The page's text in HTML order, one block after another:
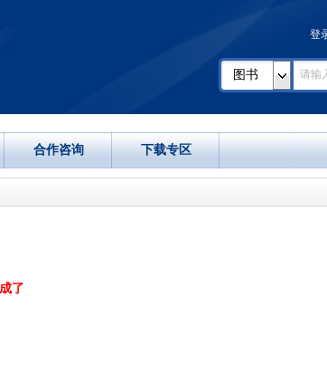
登
图书
合作咨询 下载专区
了